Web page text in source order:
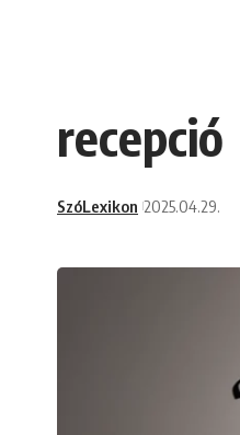
recepció
SzóLexikon 2025.04.29.